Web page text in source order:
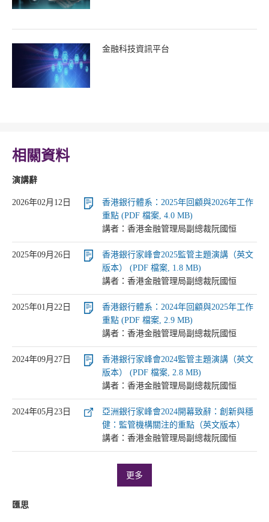
金融科技資訊平台
相關資料
演講辭
2026年02月12日
香港銀行體系：2025年回顧與2026年工作
重點 (PDF 檔案, 4.0 MB)
講者：香港金融管理局副總裁阮國恒
2025年09月26日
香港銀行家峰會2025監管主題演講（英文
版本） (PDF 檔案, 1.8 MB)
講者：香港金融管理局副總裁阮國恒
2025年01月22日
香港銀行體系：2024年回顧與2025年工作
重點 (PDF 檔案, 2.9 MB)
講者：香港金融管理局副總裁阮國恒
2024年09月27日
香港銀行家峰會2024監管主題演講（英文
版本） (PDF 檔案, 2.8 MB)
講者：香港金融管理局副總裁阮國恒
2024年05月23日
亞洲銀行家峰會2024開幕致辭：創新與穩
健：監管機構關注的重點（英文版本）
講者：香港金融管理局副總裁阮國恒
更多
匯思